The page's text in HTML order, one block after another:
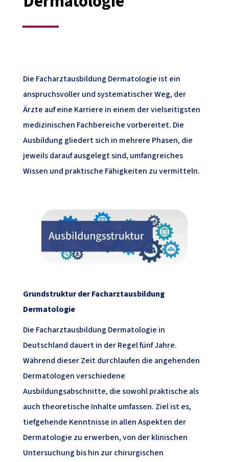
Die Facharztausbildung Dermatologie ist ein
anspruchsvoller und systematischer Weg, der
Ärzte auf eine Karriere in einem der vielseitigsten
medizinischen Fachbereiche vorbereitet. Die
Ausbildung gliedert sich in mehrere Phasen, die
jeweils darauf ausgelegt sind, umfangreiches
Wissen und praktische Fähigkeiten zu vermitteln.
Grundstruktur der Facharztausbildung
Dermatologie
Die Facharztausbildung Dermatologie in
Deutschland dauert in der Regel fünf Jahre.
Während dieser Zeit durchlaufen die angehenden
Dermatologen verschiedene
Ausbildungsabschnitte, die sowohl praktische als
auch theoretische Inhalte umfassen. Ziel ist es,
tiefgehende Kenntnisse in allen Aspekten der
Dermatologie zu erwerben, von der klinischen
Untersuchung bis hin zur chirurgischen